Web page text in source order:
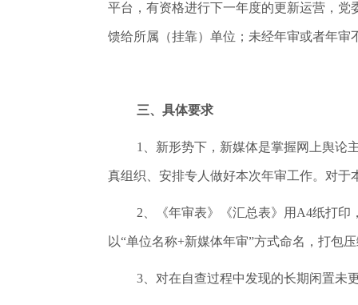
平台，有资格进行下一年度的更新运营，
馈给所属（挂靠）单位；未经年审或者年
三、具体要求
1、新形势下，新媒体是掌握网上舆论
真组织、安排专人做好本次年审工作。对于
2、《年审表》《汇总表》用A4纸打印
以“单位名称+新媒体年审”方式命名，打包
3、对在自查过程中发现的长期闲置未